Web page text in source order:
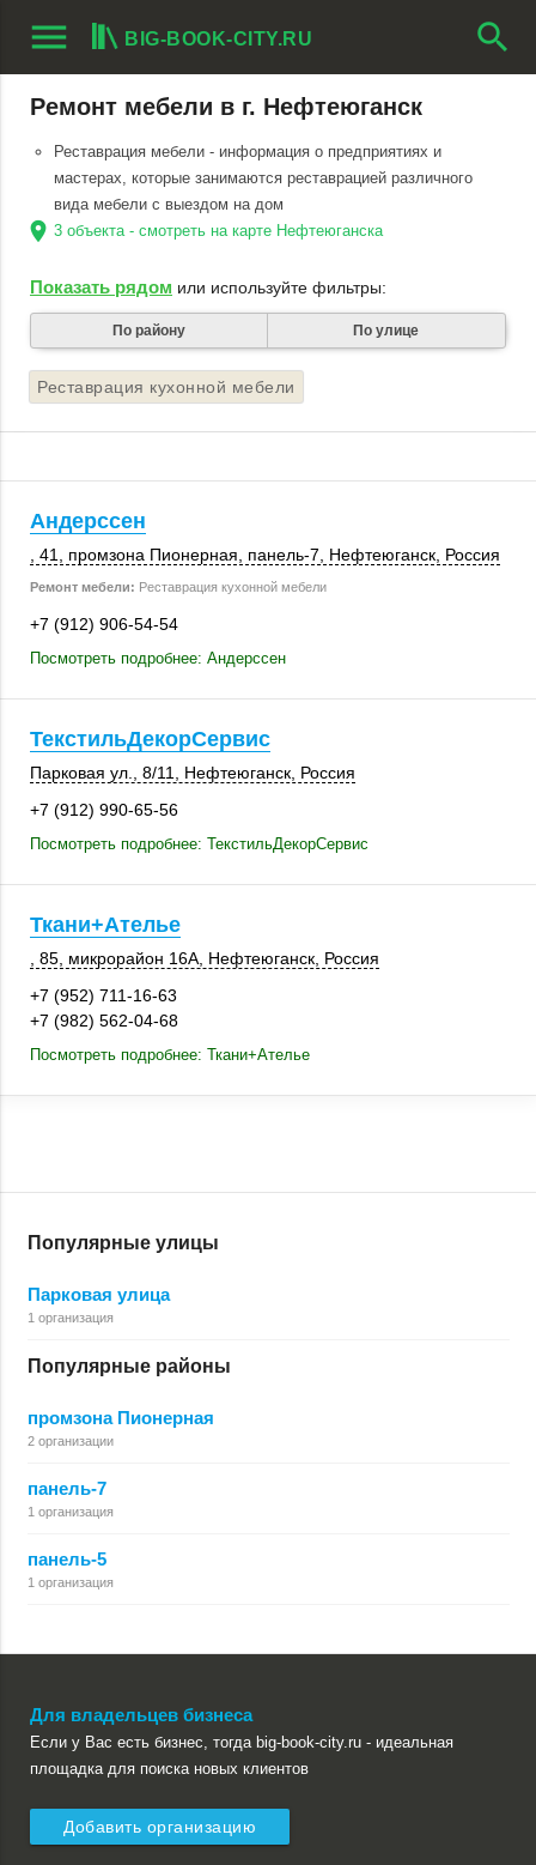
menu BIG-BOOK-CITY.RU search
Ремонт мебели в г. Нефтеюганск
Реставрация мебели - информация о предприятиях и
мастерах, которые занимаются реставрацией различного
вида мебели с выездом на дом
location_on 3 объекта - смотреть на карте Нефтеюганска
Показать рядом или используйте фильтры:
По району По улице
Реставрация кухонной мебели
Андерссен
, 41 промзона Пионерная панель-7 Нефтеюганск Россия
Ремонт мебели: Реставрация кухонной мебели
+7 (912) 906-54-54
Посмотреть подробнее: Андерссен
ТекстильДекорСервис
Парковая ул. 8/11 Нефтеюганск Россия
+7 (912) 990-65-56
Посмотреть подробнее: ТекстильДекорСервис
Ткани+Ателье
, 85 микрорайон 16А Нефтеюганск Россия
+7 (952) 711-16-63
+7 (982) 562-04-68
Посмотреть подробнее: Ткани+Ателье
Популярные улицы
Парковая улица
1 организация
Популярные районы
промзона Пионерная
2 организации
панель-7
1 организация
панель-5
1 организация
Для владельцев бизнеса
Если у Вас есть бизнес, тогда big-book-city.ru - идеальная
площадка для поиска новых клиентов
Добавить организацию